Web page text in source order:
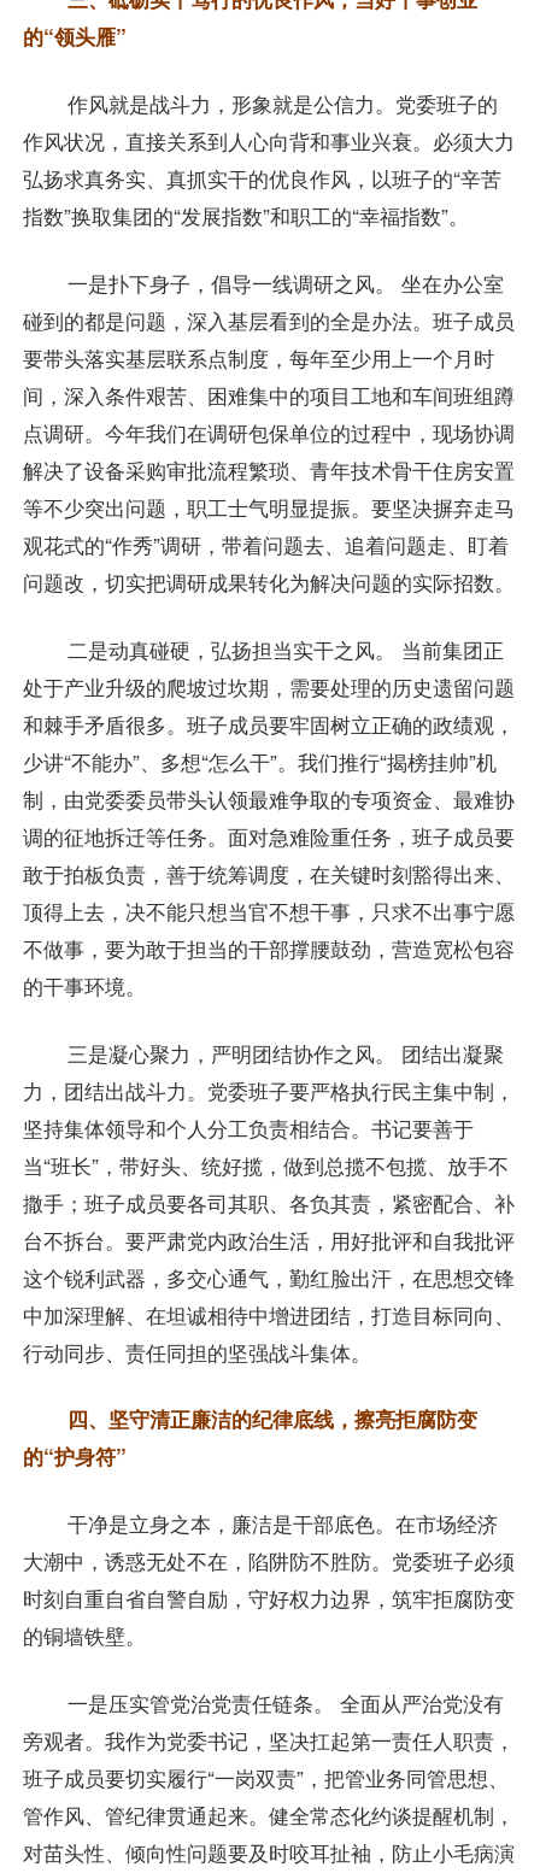
的“领头雁”
作风就是战斗力，形象就是公信力。党委班子的
作风状况，直接关系到人心向背和事业兴衰。必须大力
弘扬求真务实、真抓实干的优良作风，以班子的“辛苦
指数”换取集团的“发展指数”和职工的“幸福指数”。
一是扑下身子，倡导一线调研之风。 坐在办公室
碰到的都是问题，深入基层看到的全是办法。班子成员
要带头落实基层联系点制度，每年至少用上一个月时
间，深入条件艰苦、困难集中的项目工地和车间班组蹲
点调研。今年我们在调研包保单位的过程中，现场协调
解决了设备采购审批流程繁琐、青年技术骨干住房安置
等不少突出问题，职工士气明显提振。要坚决摒弃走马
观花式的“作秀”调研，带着问题去、追着问题走、盯着
问题改，切实把调研成果转化为解决问题的实际招数。
二是动真碰硬，弘扬担当实干之风。 当前集团正
处于产业升级的爬坡过坎期，需要处理的历史遗留问题
和棘手矛盾很多。班子成员要牢固树立正确的政绩观，
少讲“不能办”、多想“怎么干”。我们推行“揭榜挂帅”机
制，由党委委员带头认领最难争取的专项资金、最难协
调的征地拆迁等任务。面对急难险重任务，班子成员要
敢于拍板负责，善于统筹调度，在关键时刻豁得出来、
顶得上去，决不能只想当官不想干事，只求不出事宁愿
不做事，要为敢于担当的干部撑腰鼓劲，营造宽松包容
的干事环境。
三是凝心聚力，严明团结协作之风。 团结出凝聚
力，团结出战斗力。党委班子要严格执行民主集中制，
坚持集体领导和个人分工负责相结合。书记要善于
当“班长”，带好头、统好揽，做到总揽不包揽、放手不
撒手；班子成员要各司其职、各负其责，紧密配合、补
台不拆台。要严肃党内政治生活，用好批评和自我批评
这个锐利武器，多交心通气，勤红脸出汗，在思想交锋
中加深理解、在坦诚相待中增进团结，打造目标同向、
行动同步、责任同担的坚强战斗集体。
四、坚守清正廉洁的纪律底线，擦亮拒腐防变
的“护身符”
干净是立身之本，廉洁是干部底色。在市场经济
大潮中，诱惑无处不在，陷阱防不胜防。党委班子必须
时刻自重自省自警自励，守好权力边界，筑牢拒腐防变
的铜墙铁壁。
一是压实管党治党责任链条。 全面从严治党没有
旁观者。我作为党委书记，坚决扛起第一责任人职责，
班子成员要切实履行“一岗双责”，把管业务同管思想、
管作风、管纪律贯通起来。健全常态化约谈提醒机制，
对苗头性、倾向性问题要及时咬耳扯袖，防止小毛病演